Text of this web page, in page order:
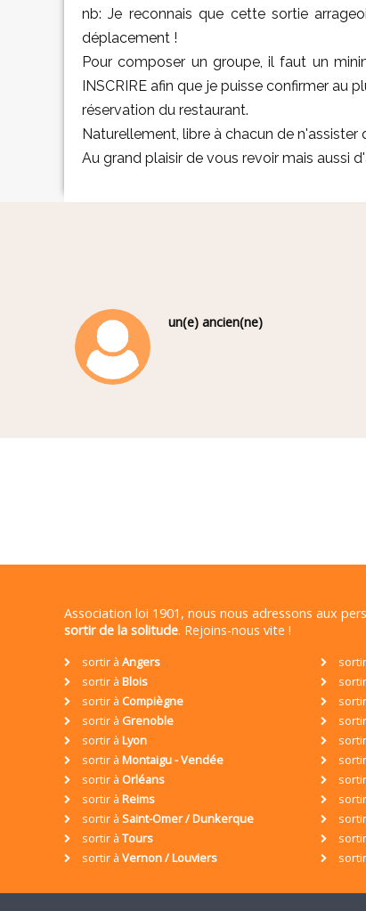
nb: Je reconnais que cette sortie
déplacement !
Pour composer un groupe, il faut un
INSCRIRE afin que je puisse confirmer au
réservation du restaurant.
Naturellement, libre à chacun de n'assister
Au grand plaisir de vous revoir mais aussi
un(e) ancien(ne)
Association loi 1901, nous nous adressons aux
sortir de la solitude. Rejoins-nous vite !
sortir à Angers
sortir à Blois
sortir à Compiègne
sortir à Grenoble
sortir à Lyon
sortir à Montaigu - Vendée
sortir à Orléans
sortir à Reims
sortir à Saint-Omer / Dunkerque
sortir à Tours
sortir à Vernon / Louviers